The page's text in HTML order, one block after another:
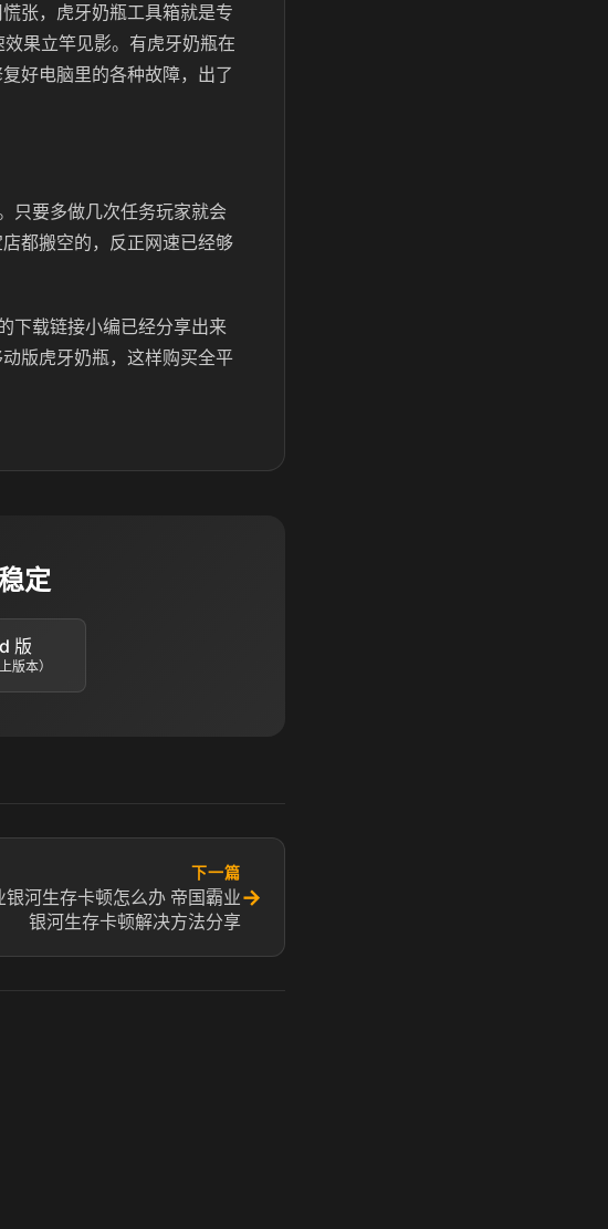
张，虎牙奶瓶工具箱就是专
果立竿见影。有虎牙奶瓶在
好电脑里的各种故障，出了
只要多做几次任务玩家就会
都搬空的，反正网速已经够
下载链接小编已经分享出来
版虎牙奶瓶，这样购买全平
定
版
版本）
下一篇
银河生存卡顿怎么办 帝国霸业
银河生存卡顿解决方法分享
→